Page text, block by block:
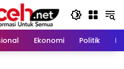
Ekonomi Politik